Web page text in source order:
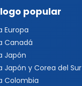
popular
Europa
Canadá
Japón
Japón y Corea del Sur
Colombia